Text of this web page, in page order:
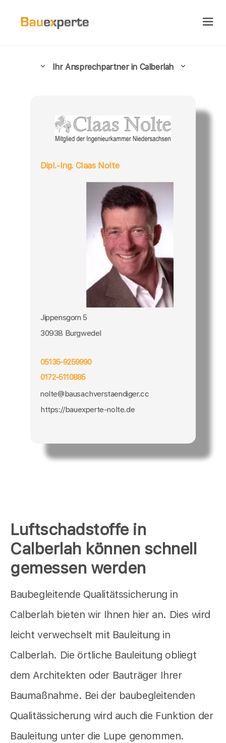
Luftschadstoffe in
Calberlah können schnell
gemessen werden
Baubegleitende Qualitätssicherung in
Calberlah bieten wir Ihnen hier an. Dies wird
leicht verwechselt mit Bauleitung in
Calberlah. Die örtliche Bauleitung obliegt
dem Architekten oder Bauträger Ihrer
Baumaßnahme. Bei der baubegleitenden
Qualitässicherung wird auch die Funktion der
Bauleitung unter die Lupe genommen.
Ihr Ansprechpartner in Calberlah
Dipl.-Ing. Claas Nolte
Jippensgorn 5
30938 Burgwedel
05135-9259990
0172-5110885
nolte@bausachverstaendiger.cc
https://bauexperte-nolte.de